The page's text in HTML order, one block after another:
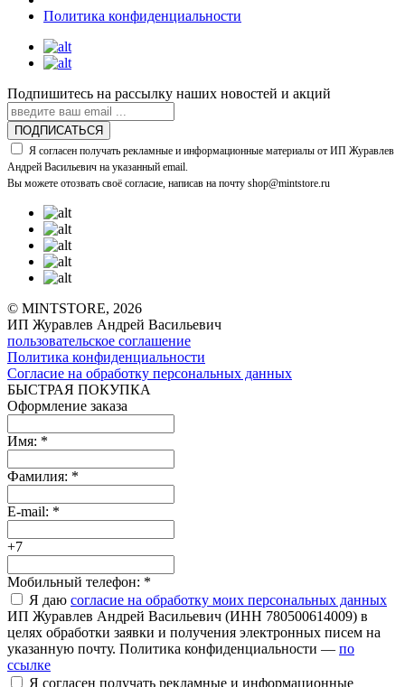
Политика конфиденциальности
Подпишитесь на рассылку наших новостей и акций
ПОДПИСАТЬСЯ
Я согласен получать рекламные и информационные материалы от ИП Журавлев
Андрей Васильевич на указанный email.
Вы можете отозвать своё согласие, написав на почту shop@mintstore.ru
© MINTSTORE, 2026
ИП Журавлев Андрей Васильевич
пользовательское соглашение
Политика конфиденциальности
Согласие на обработку персональных данных
БЫСТРАЯ ПОКУПКА
Оформление заказа
Имя: *
Фамилия: *
E-mail: *
+7
Мобильный телефон: *
Я даю согласие на обработку моих персональных данных
ИП Журавлев Андрей Васильевич (ИНН 780500614009) в
целях обработки заявки и получения электронных писем на
указанную почту. Политика конфиденциальности — по
ссылке
Я согласен получать рекламные и информационные